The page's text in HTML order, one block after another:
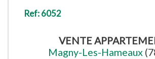
Ref: 6052
VENTE
Magny-Les-Hameaux